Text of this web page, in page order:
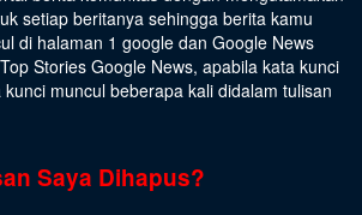
setiap beritanya sehingga berita kamu
di halaman 1 google dan Google News
Stories Google News, apabila kata kunci
muncul beberapa kali didalam tulisan
Saya Dihapus?